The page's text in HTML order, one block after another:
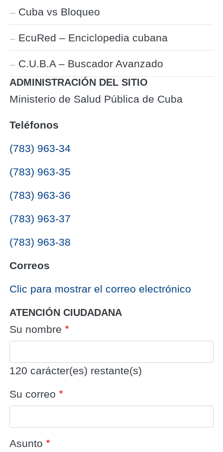
Cuba vs Bloqueo
EcuRed – Enciclopedia cubana
C.U.B.A – Buscador Avanzado
ADMINISTRACIÓN DEL SITIO
Ministerio de Salud Pública de Cuba
Teléfonos
(783) 963-34
(783) 963-35
(783) 963-36
(783) 963-37
(783) 963-38
Correos
‎Clic para mostrar el correo electrónico
ATENCIÓN CIUDADANA
Su nombre
120 carácter(es) restante(s)
Su correo
Asunto